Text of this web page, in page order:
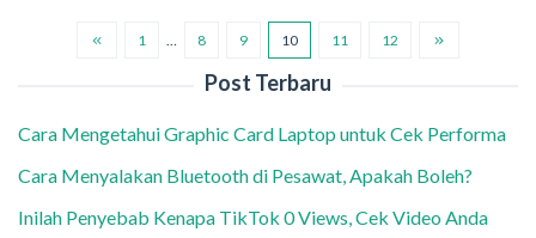
1 8 9 10 11 12
Post Terbaru
Cara Mengetahui Graphic Card Laptop untuk Cek Performa
Cara Menyalakan Bluetooth di Pesawat, Apakah Boleh?
Inilah Penyebab Kenapa TikTok 0 Views, Cek Video Anda